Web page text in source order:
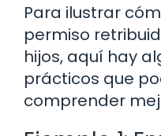
Para ilustrar
permiso
hijos, aquí hay
prácticos que
comprender